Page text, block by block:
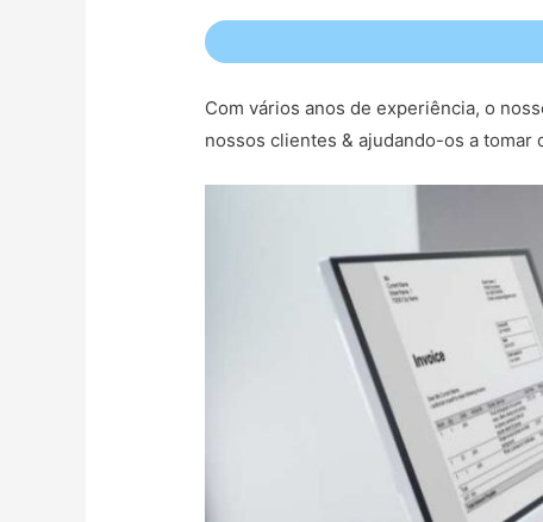
Com vários anos de experiência, o
nossos clientes & ajudando-os a